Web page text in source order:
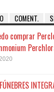
COMENT.
comprar